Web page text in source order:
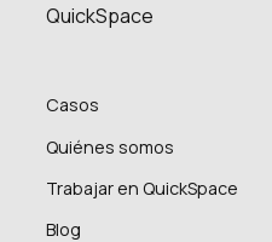
QuickSpace
Casos
Quiénes somos
Trabajar en QuickSpace
Blog